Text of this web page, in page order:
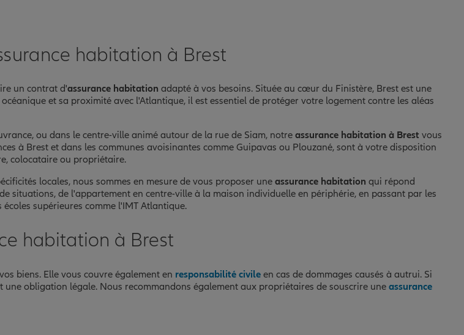
habitation à Brest
un contrat d'assurance habitation adapté à vos besoins. Située au cœur du Finistère, Brest est une
et sa proximité avec l'Atlantique, il est essentiel de protéger votre logement contre les aléas
ou dans le centre-ville animé autour de la rue de Siam, notre assurance habitation à Brest vous
à Brest et dans les communes avoisinantes comme Guipavas ou Plouzané, sont à votre disposition
colocataire ou propriétaire.
locales, nous sommes en mesure de vous proposer une assurance habitation qui répond
situations, de l'appartement en centre-ville à la maison individuelle en périphérie, en passant par les
supérieures comme l'IMT Atlantique.
habitation à Brest
biens. Elle vous couvre également en responsabilité civile en cas de dommages causés à autrui. Si
obligation légale. Nous recommandons également aux propriétaires de souscrire une assurance